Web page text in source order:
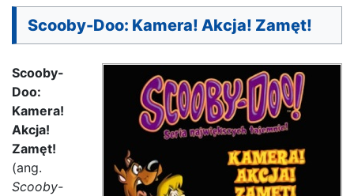
Scooby-Doo: Kamera! Akcja! Zamęt!
Scooby-
Doo:
Kamera!
Akcja!
Zamęt!
(ang.
Scooby-